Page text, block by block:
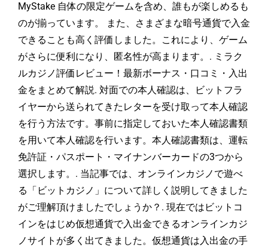
MyStake 自体の限定ゲームを含め、誰もが楽しめるも
のが揃っています。 また、さまざまな暗号通貨で入金
できることも高く評価しました。これにより、ゲーム
がさらに便利になり、匿名性が高まります。. ミラク
ルカジノ評価レビュー！最新ボーナス・口コミ・入出
金をまとめて解説. 対面での本人確認は、ビットフラ
イヤーから送られてきたレターを受け取って本人確認
を行う方法です。事前に指定しておいた本人確認書類
を用いて本人確認を行います。本人確認書類は、運転
免許証・パスポート・マイナンバーカードの3つから
選択します。. 当記事では、オンラインカジノで遊べ
る「ビットカジノ」について詳しく説明してきました
がご理解頂けましたでしょうか？. 現在ではビットコ
インをはじめ仮想通貨で入出金できるオンラインカジ
ノサイトが多く出てきました。仮想通貨は入出金の手